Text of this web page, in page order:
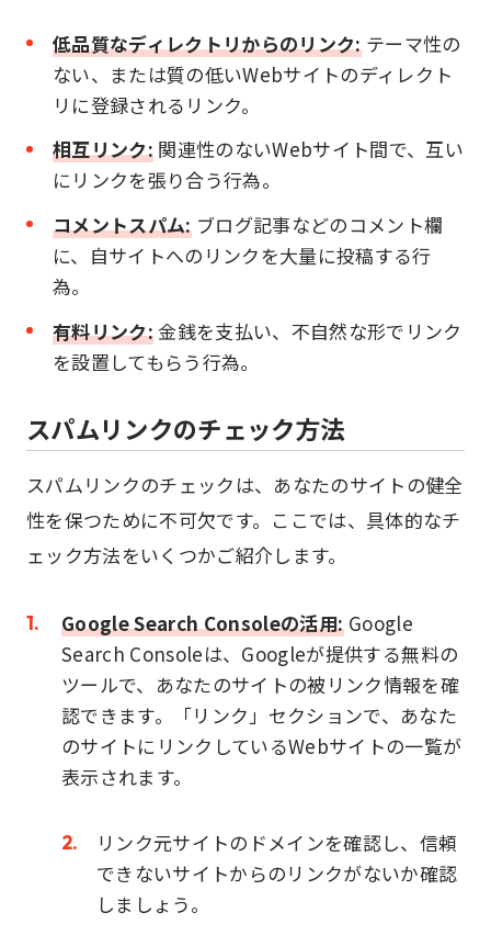
低品質なディレクトリからのリンク:テーマ性の
ない、または質の低いWebサイトのディレクト
リに登録されるリンク。
相互リンク: 関連性のないWebサイト間で、互い
にリンクを張り合う行為。
コメントスパム:ブログ記事などのコメント欄
に、自サイトへのリンクを大量に投稿する行
為。
有料リンク: 金銭を支払い、不自然な形でリンク
を設置してもらう行為。
スパムリンクのチェック方法
スパムリンクのチェックは、あなたのサイトの健全
性を保つために不可欠です。ここでは、具体的なチ
ェック方法をいくつかご紹介します。
Google Search Consoleの活用:Google
Search Consoleは、Googleが提供する無料の
ツールで、あなたのサイトの被リンク情報を確
認できます。「リンク」セクションで、あなた
のサイトにリンクしているWebサイトの一覧が
表示されます。
リンク元サイトのドメインを確認し、信頼
できないサイトからのリンクがないか確認
しましょう。